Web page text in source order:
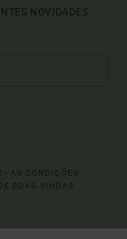
NOVIDADES